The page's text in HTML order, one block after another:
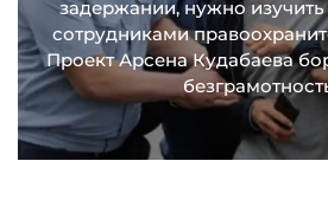
задержании, нужно изучить
сотрудниками
Проект Арсена Кудабаева